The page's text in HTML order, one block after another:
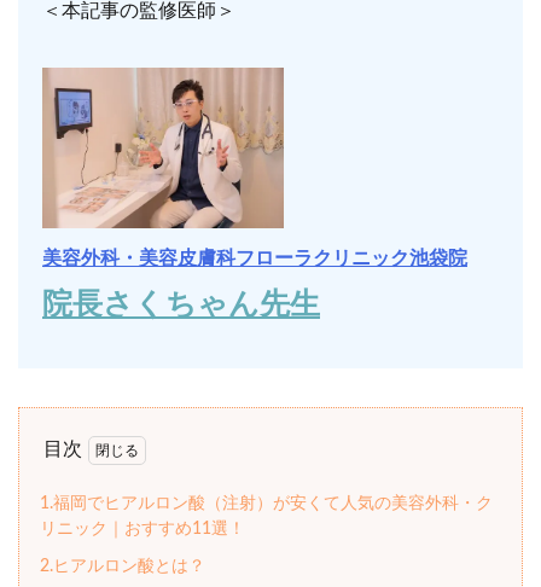
＜本記事の監修医師＞
美容外科・美容皮膚科フローラクリニック池袋院
院長さくちゃん先生
目次
1.福岡でヒアルロン酸（注射）が安くて人気の美容外科・ク
リニック｜おすすめ11選！
2.ヒアルロン酸とは？